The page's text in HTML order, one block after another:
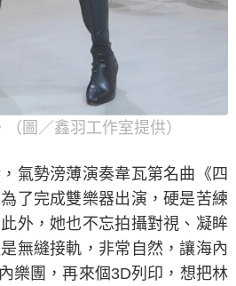
圖／鑫羽工作室提供）
氣勢滂薄演奏韋瓦第名曲《四
了完成雙樂器出演，硬是苦練
外，她也不忘拍攝對視、凝眸
無縫接軌，非常自然，讓海內
樂團，再來個3D列印，想把林